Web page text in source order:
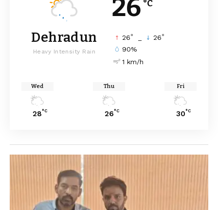
26 °C
Dehradun
Heavy Intensity Rain
26° 26°
90%
1 km/h
Wed
28°C
Thu
26°C
Fri
30°C